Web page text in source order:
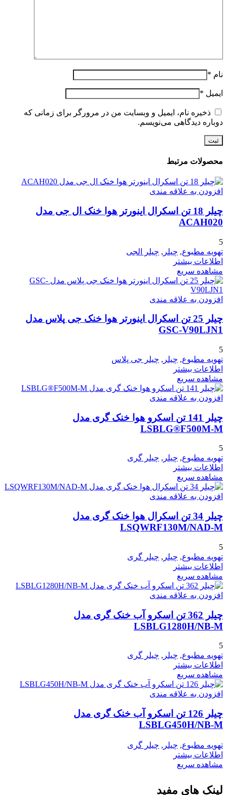
نام *
ایمیل *
ذخیره نام، ایمیل و وبسایت من در مرورگر برای زمانی که
دوباره دیدگاهی می‌نویسم.
محصولات مرتبط
افزودن به علاقه مندی
چیلر 18 تن اسکرال اینورتر هوا خنک ال جی مدل
ACAH020
5
تهویه مطبوع, چیلر , چیلر الجی
اطلاعات بیشتر
مشاهده سریع
افزودن به علاقه مندی
چیلر 25 تن اسکرال اینورتر هوا خنک جی پلاس مدل
GSC-V90LJN1
5
تهویه مطبوع, چیلر , چیلر جی پلاس
اطلاعات بیشتر
مشاهده سریع
افزودن به علاقه مندی
چیلر 141 تن اسکرو هوا خنک گری مدل
LSBLG®F500M-M
5
تهویه مطبوع, چیلر , چیلر گری
اطلاعات بیشتر
مشاهده سریع
افزودن به علاقه مندی
چیلر 34 تن اسکرال هوا خنک گری مدل
LSQWRF130M/NAD-M
5
تهویه مطبوع, چیلر , چیلر گری
اطلاعات بیشتر
مشاهده سریع
افزودن به علاقه مندی
چیلر 362 تن اسکرو آب خنک گری مدل
LSBLG1280H/NB-M
5
تهویه مطبوع, چیلر , چیلر گری
اطلاعات بیشتر
مشاهده سریع
افزودن به علاقه مندی
چیلر 126 تن اسکرو آب خنک گری مدل
LSBLG450H/NB-M
تهویه مطبوع, چیلر , چیلر گری
اطلاعات بیشتر
مشاهده سریع
لینک های مفید